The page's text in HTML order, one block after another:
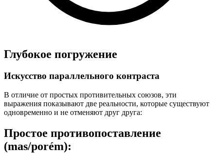
Глубокое погружение
Искусство параллельного контраста
В отличие от простых противительных союзов, эти
выражения показывают две реальности, которые существуют
одновременно и не отменяют друг друга:
Простое противопоставление
(mas/porém):